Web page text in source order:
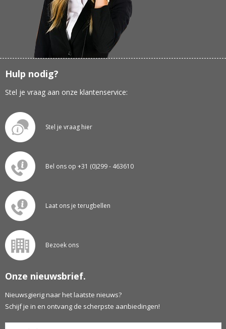
Hulp nodig?
Stel je vraag aan onze klantenservice:
Stel je vraag hier
Bel ons op +31 (0)299 - 463610
Laat ons je terugbellen
Bezoek ons
Onze nieuwsbrief.
Nieuwsgierig naar het laatste nieuws?
Schijf je in en ontvang de scherpste aanbiedingen!